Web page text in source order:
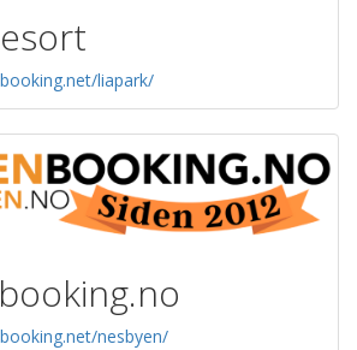
liapark/
nesbyen/